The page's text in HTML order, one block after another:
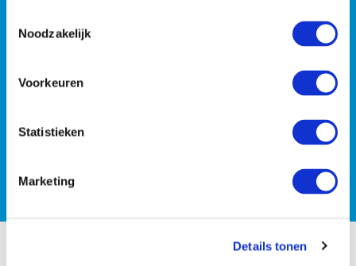
Noodzakelijk
Voorkeuren
Statistieken
Marketing
Details tonen
of wil je liever met z’n
tweeën de strijd tegen de